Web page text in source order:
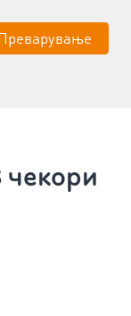
Преварување
чекори